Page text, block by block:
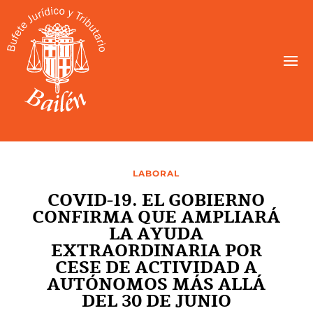
LABORAL
COVID-19. EL GOBIERNO
CONFIRMA QUE AMPLIARÁ
LA AYUDA
EXTRAORDINARIA POR
CESE DE ACTIVIDAD A
AUTÓNOMOS MÁS ALLÁ
DEL 30 DE JUNIO